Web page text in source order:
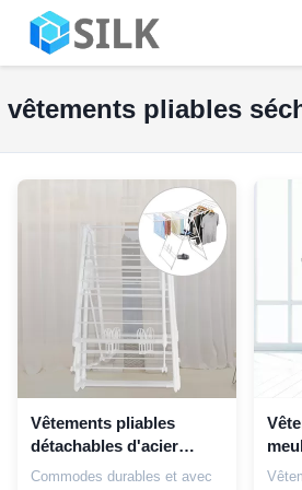
vêtements pliables
Vêtements pliables
détachables d'acier
inoxydable séchant le
Commodes durables et avec